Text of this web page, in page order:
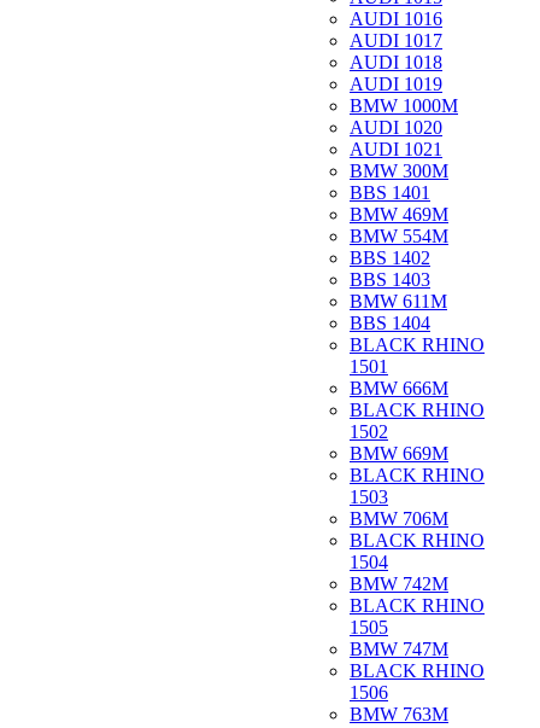
AUDI 1016
AUDI 1017
AUDI 1018
AUDI 1019
BMW 1000M
AUDI 1020
AUDI 1021
BMW 300M
BBS 1401
BMW 469M
BMW 554M
BBS 1402
BBS 1403
BMW 611M
BBS 1404
BLACK RHINO
1501
BMW 666M
BLACK RHINO
1502
BMW 669M
BLACK RHINO
1503
BMW 706M
BLACK RHINO
1504
BMW 742M
BLACK RHINO
1505
BMW 747M
BLACK RHINO
1506
BMW 763M